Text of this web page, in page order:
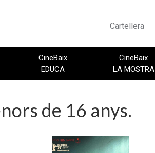
Cartellera
CineBaix
EDUCA
CineBaix
LA MOSTRA
de 16 anys.